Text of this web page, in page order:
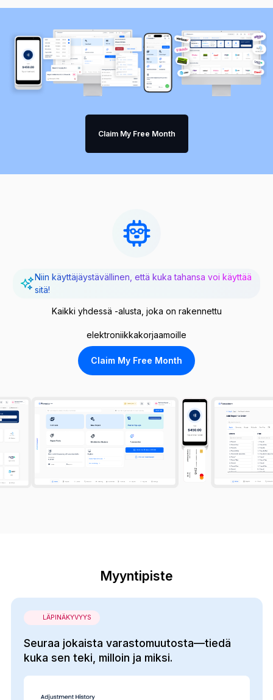
Claim My Free Month
Niin käyttäjäystävällinen, että kuka tahansa voi käyttää
sitä!
Kaikki yhdessä -alusta, joka on rakennettu
elektroniikkakorjaamoille
Claim My Free Month
Myyntipiste
LÄPINÄKYVYYS
Seuraa jokaista varastomuutosta—tiedä
kuka sen teki, milloin ja miksi.